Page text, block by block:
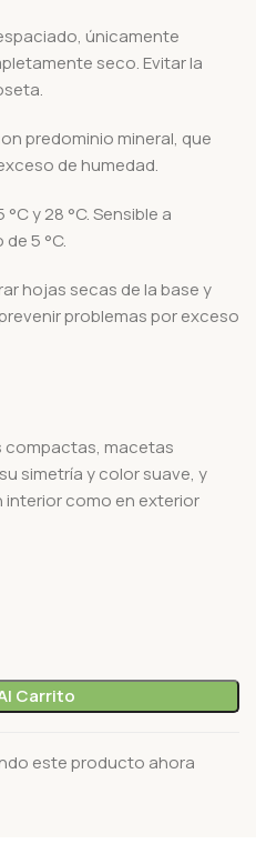
únicamente
seco. Evitar la
predominio mineral, que
de humedad.
°C y 28 °C. Sensible a
5 °C.
hojas secas de la base y
problemas por exceso
compactas, macetas
simetría y color suave, y
como en exterior
Carrito
este producto ahora